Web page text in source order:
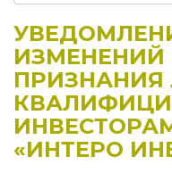
ИЗМЕНЕНИЙ
ПРИЗНАНИЯ
«ИНТЕРО